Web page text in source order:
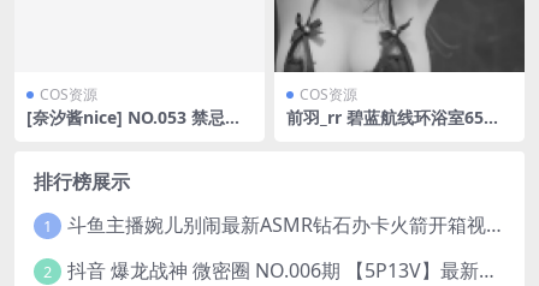
COS资源
[奈汐酱nice] NO.053 禁忌天
COS资源
前羽_rr 碧蓝航线环浴室65图1
排行榜展示
1 斗鱼主播婉儿别闹最新ASMR钻石办卡火箭开箱视频+音频合集-47个资源打包下载 [39V-10.1GB]
2 抖音 爆龙战神 微密圈 NO.006期 【5P13V】最新至：2023.6.7(暴龙神和战龙皇)